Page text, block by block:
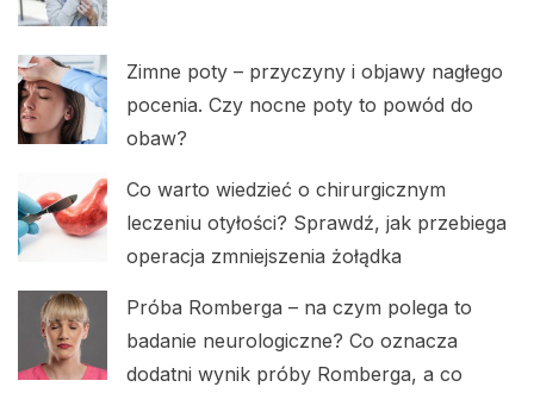
Zimne poty – przyczyny i objawy nagłego
pocenia. Czy nocne poty to powód do
obaw?
Co warto wiedzieć o chirurgicznym
leczeniu otyłości? Sprawdź, jak przebiega
operacja zmniejszenia żołądka
Próba Romberga – na czym polega to
badanie neurologiczne? Co oznacza
dodatni wynik próby Romberga, a co